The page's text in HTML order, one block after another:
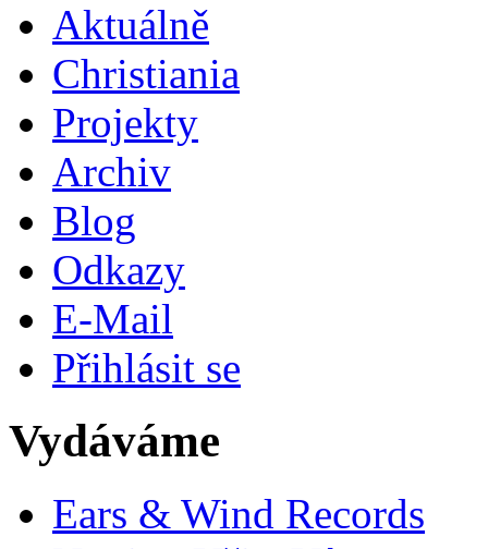
Aktuálně
Christiania
Projekty
Archiv
Blog
Odkazy
E-Mail
Přihlásit se
Vydáváme
Ears & Wind Records